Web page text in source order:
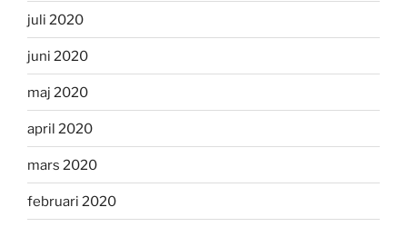
juli 2020
juni 2020
maj 2020
april 2020
mars 2020
februari 2020